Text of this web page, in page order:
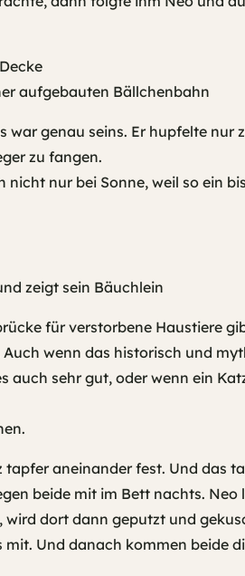
genau seins. Er hupfelte
zu fangen.
nur bei Sonne, weil so ein
für verstorbene Haustiere
wenn das historisch und
sehr gut, oder wenn ein
aneinander fest. Und das
beide mit im Bett nachts. Neo
dort dann geputzt und
Und danach kommen beide